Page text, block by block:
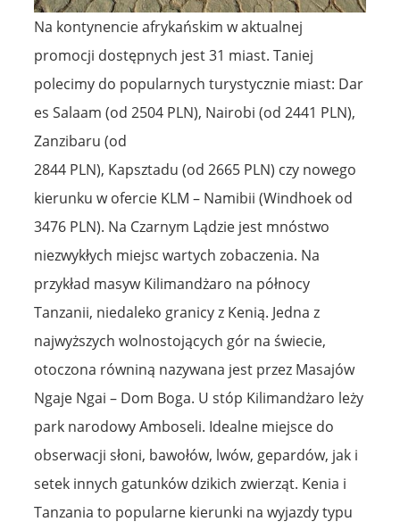
Na kontynencie afrykańskim w aktualnej
promocji dostępnych jest 31 miast. Taniej
polecimy do popularnych turystycznie miast: Dar
es Salaam (od 2504 PLN), Nairobi (od 2441 PLN),
Zanzibaru (od
2844 PLN), Kapsztadu (od 2665 PLN) czy nowego
kierunku w ofercie KLM – Namibii (Windhoek od
3476 PLN). Na Czarnym Lądzie jest mnóstwo
niezwykłych miejsc wartych zobaczenia. Na
przykład masyw Kilimandżaro na północy
Tanzanii, niedaleko granicy z Kenią. Jedna z
najwyższych wolnostojących gór na świecie,
otoczona równiną nazywana jest przez Masajów
Ngaje Ngai – Dom Boga. U stóp Kilimandżaro leży
park narodowy Amboseli. Idealne miejsce do
obserwacji słoni, bawołów, lwów, gepardów, jak i
setek innych gatunków dzikich zwierząt. Kenia i
Tanzania to popularne kierunki na wyjazdy typu